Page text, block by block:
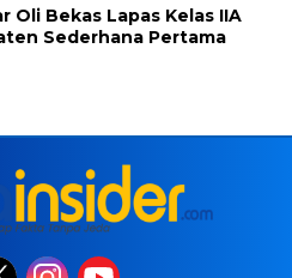
Oli Bekas Lapas Kelas IIA
Sederhana Pertama